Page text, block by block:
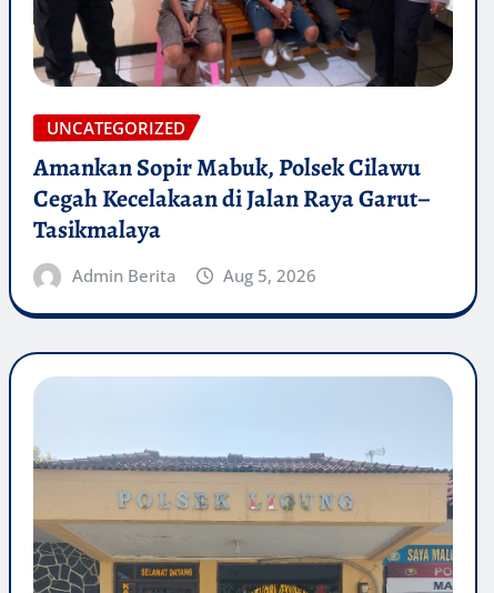
UNCATEGORIZED
Amankan Sopir Mabuk, Polsek Cilawu
Cegah Kecelakaan di Jalan Raya Garut–
Tasikmalaya
Admin Berita Aug 5, 2026